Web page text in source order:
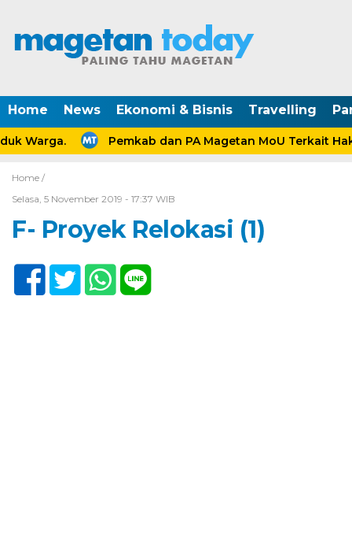
Home News Ekonomi & Bisnis Travelling
Warga. Pemkab dan PA Magetan MoU Terkait
Home /
Selasa, 5 November 2019 - 17:37 WIB
F- Proyek Relokasi (1)